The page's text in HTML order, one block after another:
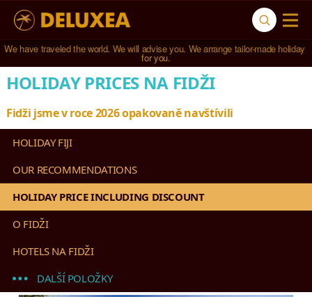
We have traveled the world. We will advise you. We arrange tailor-made holiday
for you.
HOLIDAY PRICES NA FIDŽI
Fidži jsme v roce 2026 opakovaně navštívili
HOLIDAY FIJI
OUR RECOMMENDATIONS
HOLIDAY PRICE INCLUDING DISCOUNT
O FIDŽI
HOTELS NA FIDŽI
DALŠÍ POLOŽKY